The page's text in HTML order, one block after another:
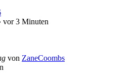
vor 3 Minuten
von ZaneCoombs